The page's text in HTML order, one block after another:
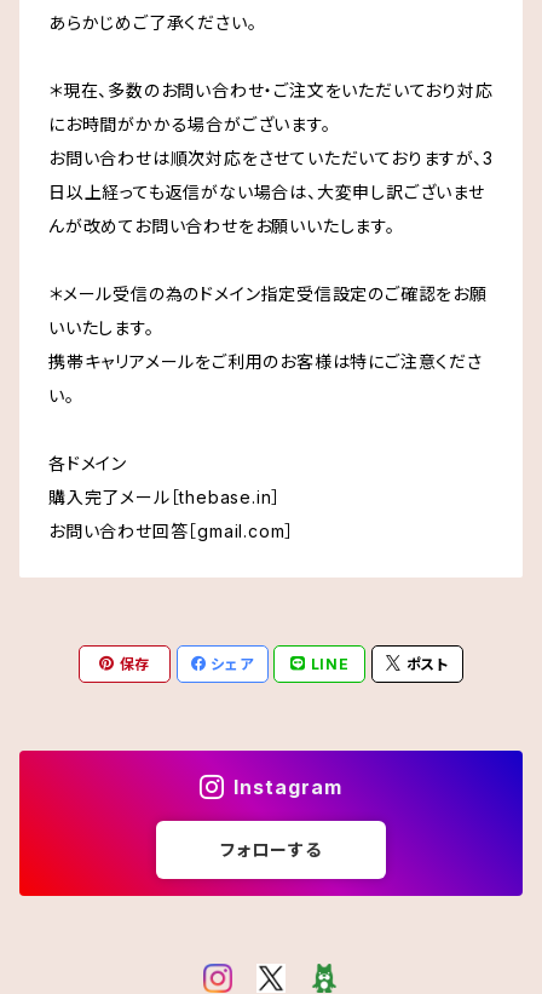
あらかじめご了承ください。
＊現在、多数のお問い合わせ・ご注文をいただいており対応
にお時間がかかる場合がございます。
お問い合わせは順次対応をさせていただいておりますが、3
日以上経っても返信がない場合は、大変申し訳ございませ
んが改めてお問い合わせをお願いいたします。
＊メール受信の為のドメイン指定受信設定のご確認をお願
いいたします。
携帯キャリアメールをご利用のお客様は特にご注意くださ
い。
各ドメイン
購入完了メール［thebase.in］
お問い合わせ回答［gmail.com］
保存 シェア LINE ポスト
Instagram
フォローする